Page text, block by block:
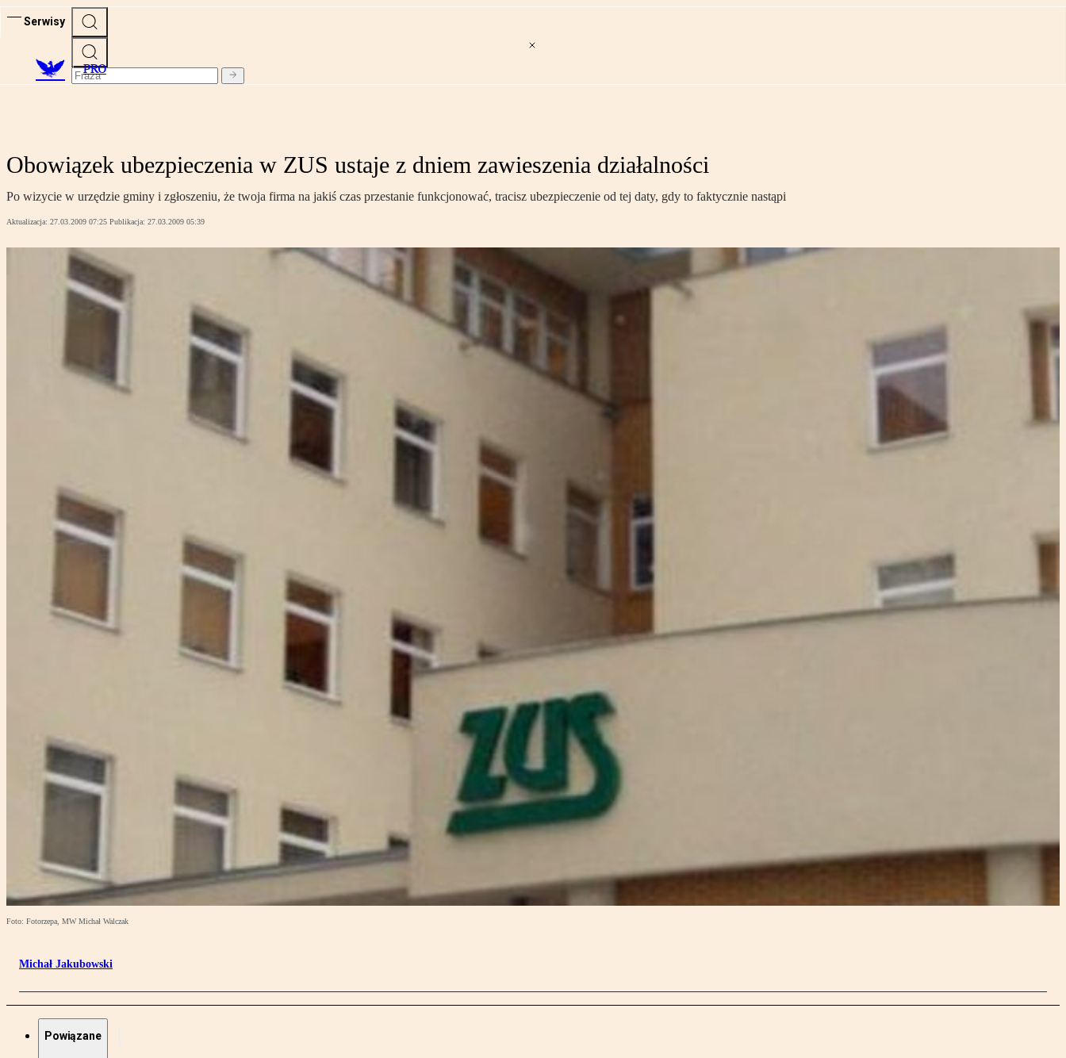
Serwisy
PRO
Obowiązek ubezpieczenia w ZUS ustaje z dniem zawieszenia działalności
Po wizycie w urzędzie gminy i zgłoszeniu, że twoja firma na jakiś czas przestanie funkcjonować, tracisz ubezpieczenie od tej daty, gdy to faktycznie nastąpi
Aktualizacja: 27.03.2009 07:25 Publikacja: 27.03.2009 05:39
Foto: Fotorzepa, MW Michał Walczak
Michał Jakubowski
Powiązane